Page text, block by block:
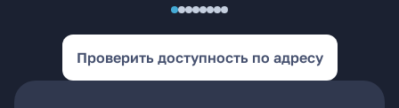
Проверить доступность по адресу